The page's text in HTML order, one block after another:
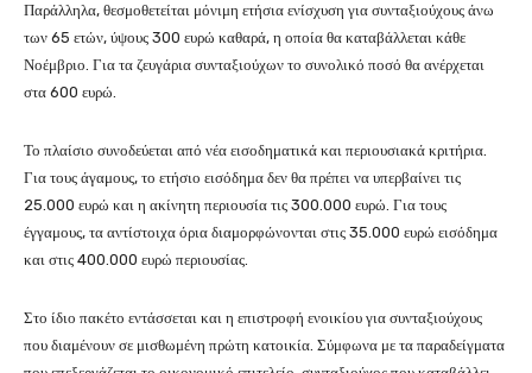
Παράλληλα, θεσμοθετείται μόνιμη ετήσια ενίσχυση για συνταξιούχους άνω
των 65 ετών, ύψους 300 ευρώ καθαρά, η οποία θα καταβάλλεται κάθε
Νοέμβριο. Για τα ζευγάρια συνταξιούχων το συνολικό ποσό θα ανέρχεται
στα 600 ευρώ.
Το πλαίσιο συνοδεύεται από νέα εισοδηματικά και περιουσιακά κριτήρια.
Για τους άγαμους, το ετήσιο εισόδημα δεν θα πρέπει να υπερβαίνει τις
25.000 ευρώ και η ακίνητη περιουσία τις 300.000 ευρώ. Για τους
έγγαμους, τα αντίστοιχα όρια διαμορφώνονται στις 35.000 ευρώ εισόδημα
και στις 400.000 ευρώ περιουσίας.
Στο ίδιο πακέτο εντάσσεται και η επιστροφή ενοικίου για συνταξιούχους
που διαμένουν σε μισθωμένη πρώτη κατοικία. Σύμφωνα με τα παραδείγματα